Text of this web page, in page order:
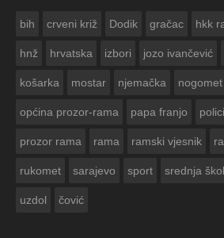
bih crveni križ Dodik gračac hkk
hnž hrvatska izbori jozo ivančević
košarka mostar njemačka nogomet
općina prozor-rama papa franjo
prozor rama rama ramski vjesnik
rukomet sarajevo sport srednja
uzdol čović